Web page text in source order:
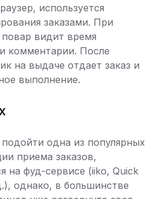
используется
заказами. При
повар видит время
комментарии. После
на выдаче отдает заказ и
выполнение.
одна из популярных
приема заказов,
на фуд-сервисе (iiko, Quick
однако, в большинстве